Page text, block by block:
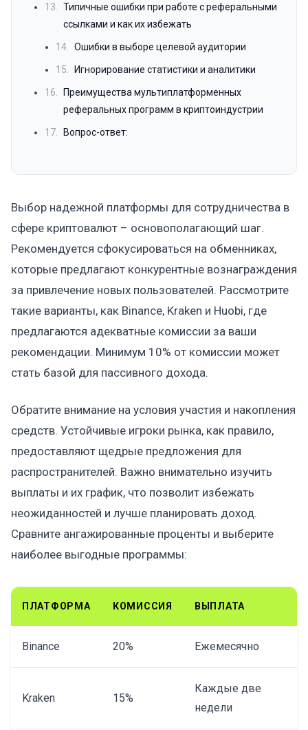
13.
Типичные ошибки при работе с реферальными
ссылками и как их избежать
14. Ошибки в выборе целевой аудитории
15. Игнорирование статистики и аналитики
16.
Преимущества мультиплатформенных
реферальных программ в криптоиндустрии
17. Вопрос-ответ:
Выбор надежной платформы для сотрудничества в
сфере криптовалют – основополагающий шаг.
Рекомендуется сфокусироваться на обменниках,
которые предлагают конкурентные вознаграждения
за привлечение новых пользователей. Рассмотрите
такие варианты, как Binance, Kraken и Huobi, где
предлагаются адекватные комиссии за ваши
рекомендации. Минимум 10% от комиссии может
стать базой для пассивного дохода.
Обратите внимание на условия участия и накопления
средств. Устойчивые игроки рынка, как правило,
предоставляют щедрые предложения для
распространителей. Важно внимательно изучить
выплаты и их график, что позволит избежать
неожиданностей и лучше планировать доход.
Сравните ангажированные проценты и выберите
наиболее выгодные программы:
ПЛАТФОРМА КОМИССИЯ ВЫПЛАТА
Binance 20% Ежемесячно
Kraken 15%
Каждые две
недели